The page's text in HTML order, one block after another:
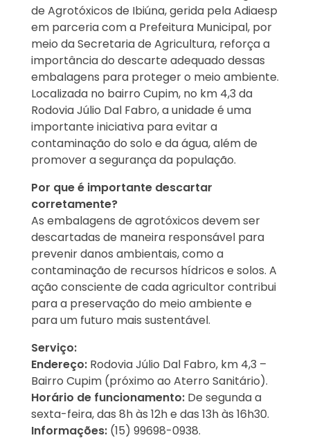
de Agrotóxicos de Ibiúna, gerida pela Adiaesp
em parceria com a Prefeitura Municipal, por
meio da Secretaria de Agricultura, reforça a
importância do descarte adequado dessas
embalagens para proteger o meio ambiente.
Localizada no bairro Cupim, no km 4,3 da
Rodovia Júlio Dal Fabro, a unidade é uma
importante iniciativa para evitar a
contaminação do solo e da água, além de
promover a segurança da população.
Por que é importante descartar
corretamente?
As embalagens de agrotóxicos devem ser
descartadas de maneira responsável para
prevenir danos ambientais, como a
contaminação de recursos hídricos e solos. A
ação consciente de cada agricultor contribui
para a preservação do meio ambiente e
para um futuro mais sustentável.
Serviço:
Endereço: Rodovia Júlio Dal Fabro, km 4,3 –
Bairro Cupim (próximo ao Aterro Sanitário).
Horário de funcionamento: De segunda a
sexta-feira, das 8h às 12h e das 13h às 16h30.
Informações: (15) 99698-0938.